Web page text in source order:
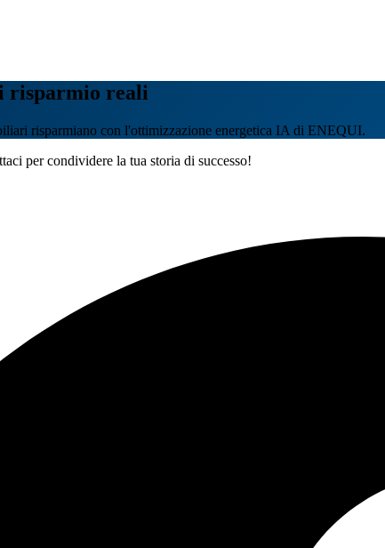
risparmio reali
risparmiano con l'ottimizzazione energetica IA di ENEQUI.
per condividere la tua storia di successo!